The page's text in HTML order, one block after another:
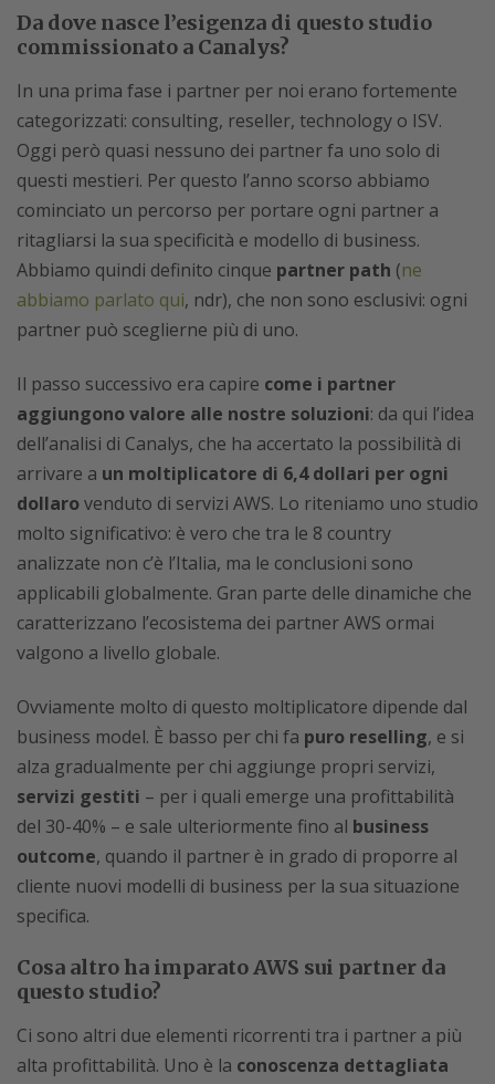
Da dove nasce l’esigenza di questo studio
commissionato a Canalys?
In una prima fase i partner per noi erano fortemente
categorizzati: consulting, reseller, technology o ISV.
Oggi però quasi nessuno dei partner fa uno solo di
questi mestieri. Per questo l’anno scorso abbiamo
cominciato un percorso per portare ogni partner a
ritagliarsi la sua specificità e modello di business.
Abbiamo quindi definito cinque partner path (ne
abbiamo parlato qui, ndr), che non sono esclusivi: ogni
partner può sceglierne più di uno.
Il passo successivo era capire come i partner
aggiungono valore alle nostre soluzioni: da qui l’idea
dell’analisi di Canalys, che ha accertato la possibilità di
arrivare a un moltiplicatore di 6,4 dollari per ogni
dollarovenduto di servizi AWS. Lo riteniamo uno studio
molto significativo: è vero che tra le 8 country
analizzate non c’è l’Italia, ma le conclusioni sono
applicabili globalmente. Gran parte delle dinamiche che
caratterizzano l’ecosistema dei partner AWS ormai
valgono a livello globale.
Ovviamente molto di questo moltiplicatore dipende dal
business model. È basso per chi fa puro reselling, e si
alza gradualmente per chi aggiunge propri servizi,
servizi gestiti – per i quali emerge una profittabilità
del 30-40% – e sale ulteriormente fino al business
outcome, quando il partner è in grado di proporre al
cliente nuovi modelli di business per la sua situazione
specifica.
Cosa altro ha imparato AWS sui partner da
questo studio?
Ci sono altri due elementi ricorrenti tra i partner a più
alta profittabilità. Uno è la conoscenza dettagliata